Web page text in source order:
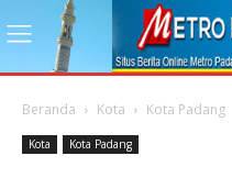
Beranda Kota Kota Padang
Kota Kota Padang